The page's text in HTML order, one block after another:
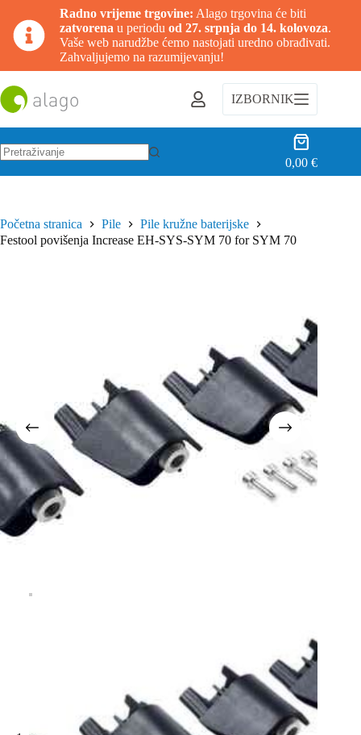
Radno vrijeme trgovine: Alago trgovina će biti
zatvorena u periodu od 27. srpnja do 14. kolovoza.
Vaše web narudžbe ćemo nastojati uredno obrađivati.
Zahvaljujemo na razumijevanju!
na
sadržaj
IZBORNIK
Košarica
0,00€
Početna stranica Pile
Pile kružne baterijske
Festool povišenja Increase EH-SYS-SYM 70 for SYM 70